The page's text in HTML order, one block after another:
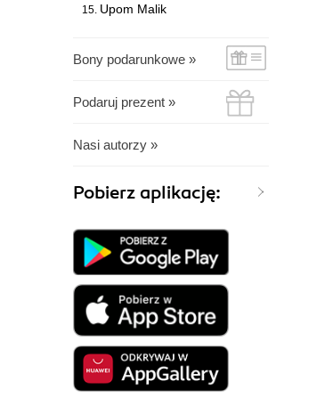
Upom Malik
Bony podarunkowe »
Podaruj prezent »
Nasi autorzy »
Pobierz aplikację: